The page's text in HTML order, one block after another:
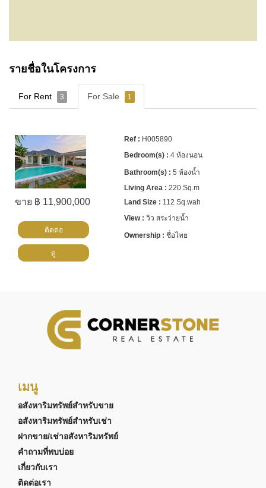
รายชื่อในโครงการ
For Rent 3 For Sale 1
ขาย ฿ 11,900,000
H005890
4 ห้องนอน
5 ห้องน้ำ
220 Sq.m
112 Sq.wah
วิว สระว่ายน้ำ
ชื่อไทย
ติดต่อ
ดู
เมนู
อสังหาริมทรัพย์สำหรับขาย
อสังหาริมทรัพย์สำหรับเช่า
ฝากขาย/เช่าอสังหาริมทรัพย์
คำถามที่พบบ่อย
เกี่ยวกับเรา
ติดต่อเรา